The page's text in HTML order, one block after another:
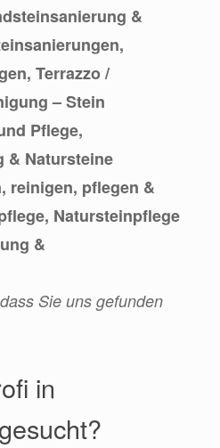
&
Terrazzo /
– Stein
Pflege,
& Natursteine
reinigen, pflegen &
Natursteinpflege
&
Sie uns gefunden
in